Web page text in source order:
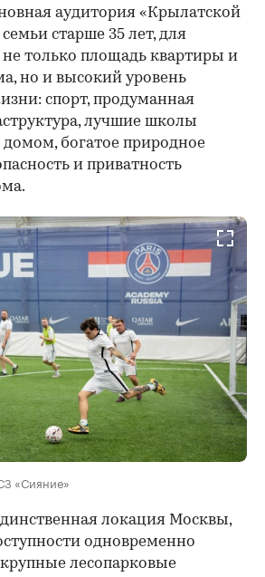
аудитория «Крылатской
старше 35 лет, для
только площадь квартиры и
но и высокий уровень
спорт, продуманная
лучшие школы
богатое природное
и приватность
«Сияние»
локация Москвы,
одновременно
лесопарковые